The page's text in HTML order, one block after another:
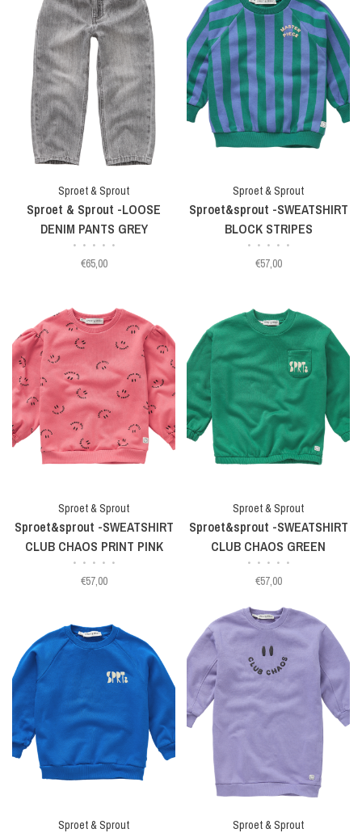
Sproet & Sprout
Sproet & Sprout -LOOSE
DENIM PANTS GREY
• • • • •
€65,00
Sproet & Sprout
Sproet&sprout -SWEATSHIRT
BLOCK STRIPES
• • • • •
€57,00
Sproet & Sprout
Sproet&sprout -SWEATSHIRT
CLUB CHAOS PRINT PINK
• • • • •
€57,00
Sproet & Sprout
Sproet&sprout -SWEATSHIRT
CLUB CHAOS GREEN
• • • • •
€57,00
Sproet & Sprout Sproet & Sprout